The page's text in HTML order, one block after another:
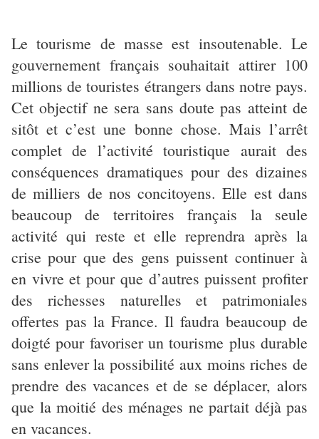
Le tourisme de masse est insoutenable. Le
gouvernement français souhaitait attirer 100
millions de touristes étrangers dans notre pays.
Cet objectif ne sera sans doute pas atteint de
sitôt et c’est une bonne chose. Mais l’arrêt
complet de l’activité touristique aurait des
conséquences dramatiques pour des dizaines
de milliers de nos concitoyens. Elle est dans
beaucoup de territoires français la seule
activité qui reste et elle reprendra après la
crise pour que des gens puissent continuer à
en vivre et pour que d’autres puissent profiter
des richesses naturelles et patrimoniales
offertes pas la France. Il faudra beaucoup de
doigté pour favoriser un tourisme plus durable
sans enlever la possibilité aux moins riches de
prendre des vacances et de se déplacer, alors
que la moitié des ménages ne partait déjà pas
en vacances.